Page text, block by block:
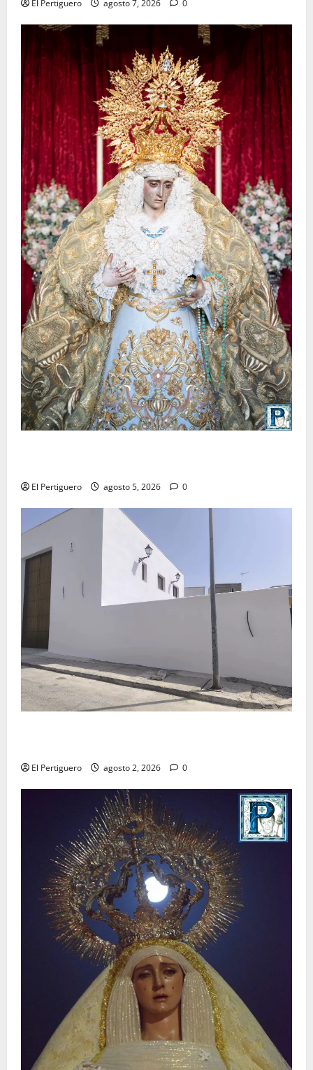
El Pertiguero agosto 7, 2026 0
El Pertiguero agosto 5, 2026 0
El Pertiguero agosto 2, 2026 0